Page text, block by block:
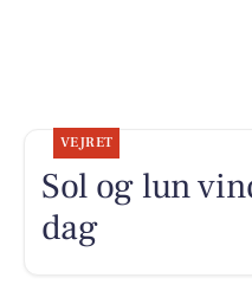
VEJRET
Sol og lun
dag